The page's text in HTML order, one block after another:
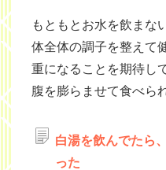
もともとお水を飲まな
体全体の調子を整えて
重になることを期待し
腹を膨らませて食べら
白湯を飲んでたら
った